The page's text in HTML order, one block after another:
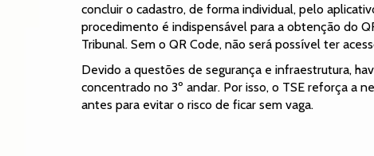
concluir o cadastro, de forma individual, pelo
procedimento é indispensável para a obtenção do
Tribunal. Sem o QR Code, não será possível ter
Devido a questões de segurança e infraestrutura,
concentrado no 3º andar. Por isso, o TSE reforça a
antes para evitar o risco de ficar sem vaga.